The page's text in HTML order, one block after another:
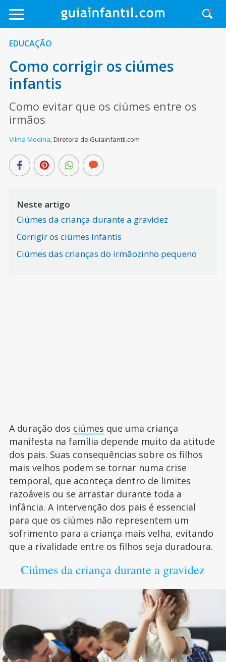
EDUCAÇÃO
Como corrigir os ciúmes
infantis
Como evitar que os ciúmes entre os
irmãos
Vilma Medina,Diretora de Guiainfantil.com
Neste artigo
Ciúmes da criança durante a gravidez
Corrigir os ciúmes infantis
Ciúmes das crianças do irmãozinho pequeno
A duração dos ciúmes que uma criança
manifesta na família depende muito da atitude
dos pais. Suas consequências sobre os filhos
mais velhos podem se tornar numa crise
temporal, que aconteça dentro de limites
razoáveis ou se arrastar durante toda a
infância. A intervenção dos pais é essencial
para que os ciúmes não representem um
sofrimento para a criança mais velha, evitando
que a rivalidade entre os filhos seja duradoura.
Ciúmes da criança durante a gravidez